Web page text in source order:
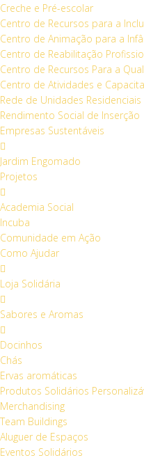
Creche e Pré-escolar
Centro de Recursos para a
Centro de Animação para a
Centro de Reabilitação
Centro de Recursos Para a
Centro de Atividades e
Rede de Unidades Residenciais
Rendimento Social de Inserção
Empresas Sustentáveis
Jardim Engomado
Projetos
Academia Social
Incuba
Comunidade em Ação
Como Ajudar
Loja Solidária
Sabores e Aromas
Docinhos
Chás
Ervas aromáticas
Produtos Solidários
Merchandising
Team Buildings
Aluguer de Espaços
Eventos Solidários